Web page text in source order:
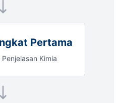
Pertama
Kimia